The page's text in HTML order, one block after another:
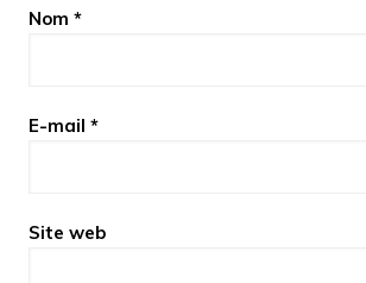
Nom *
E-mail *
Site web